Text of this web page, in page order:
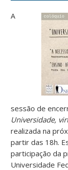
A
sessão de
Universidade,
realizada na
partir das 18h.
participação da
Universidade